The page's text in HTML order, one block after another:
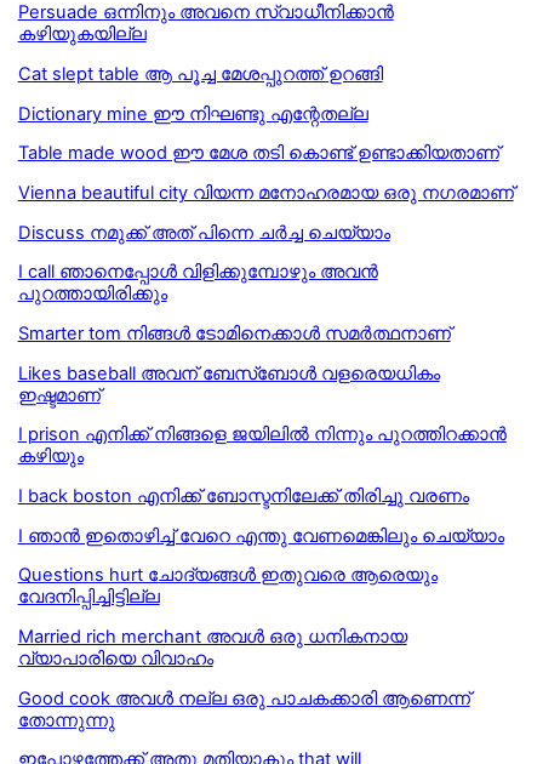
Persuade ഒന്നിനും അവനെ സ്വാധീനിക്കാന്‍
കഴിയുകയില്ല
Cat slept table ആ പൂച്ച മേശപ്പുറത്ത് ഉറങ്ങി
Dictionary mine ഈ നിഘണ്ടു എന്റേതല്ല
Table made wood ഈ മേശ തടി കൊണ്ട് ഉണ്ടാക്കിയതാണ്
Vienna beautiful city വിയന്ന മനോഹരമായ ഒരു നഗരമാണ്
Discuss നമുക്ക് അത് പിന്നെ ചര്‍ച്ച ചെയ്യാം
I call ഞാനെപ്പോൾ വിളിക്കുമ്പോഴും അവൻ
പുറത്തായിരിക്കും
Smarter tom നിങ്ങൾ ടോമിനെക്കാൾ സമർത്ഥനാണ്
Likes baseball അവന് ബേസ്ബോൾ വളരെയധികം
ഇഷ്ടമാണ്
I prison എനിക്ക് നിങ്ങളെ ജയിലില്‍ നിന്നും പുറത്തിറക്കാന്‍
കഴിയും
I back boston എനിക്ക് ബോസ്ടനിലേക്ക് തിരിച്ചു വരണം
I ഞാന്‍ ഇതൊഴിച്ച് വേറെ എന്തു വേണമെങ്കിലും ചെയ്യാം
Questions hurt ചോദ്യങ്ങള്‍ ഇതുവരെ ആരെയും
വേദനിപ്പിച്ചിട്ടില്ല
Married rich merchant അവൾ ഒരു ധനികനായ
വ്യാപാരിയെ വിവാഹം
Good cook അവള്‍ നല്ല ഒരു പാചകക്കാരി ആണെന്ന്
തോന്നുന്നു
ഇപ്പോഴത്തേക്ക് അതു മതിയാകും that will